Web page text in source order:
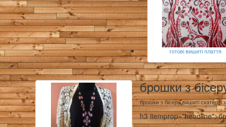
готові вишиті плаття
брошки з
брошки з бісеру вишиті скатерті
h3